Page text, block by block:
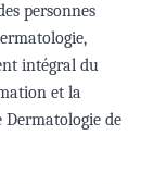
personnes
intégral du
et la
Dermatologie de